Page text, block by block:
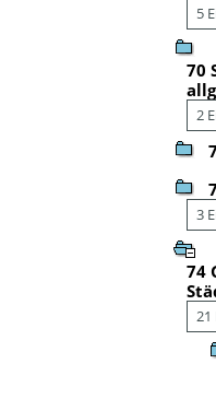
5
70
2
3
74
21